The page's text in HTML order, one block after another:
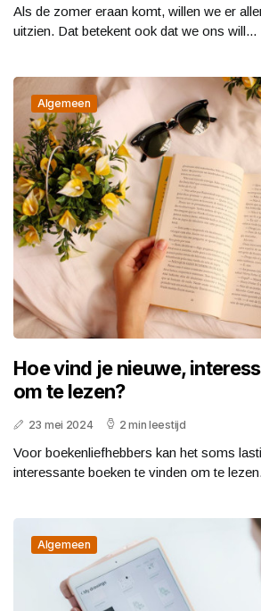
Als de zomer eraan komt, willen we er
uitzien. Dat betekent ook dat we ons will...
Algemeen
Hoe vind je nieuwe,
om te lezen?
23 mei 2024 2 min leestijd
Voor boekenliefhebbers kan het soms
interessante boeken te vinden om te
Algemeen